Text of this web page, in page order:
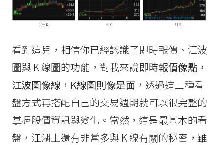
看到這兒，相信你已經認識了即時報價、江波
圖與 K 線圖的功能，對我來說即時報價像點，
江波圖像線，K線圖則像是面 ，透過這三種看
盤方式再搭配自己的交易週期就可以很完整的
掌握股價資訊與變化。當然，這是最基本的看
盤，江湖上還有非常多與 K 線有關的秘密，雖